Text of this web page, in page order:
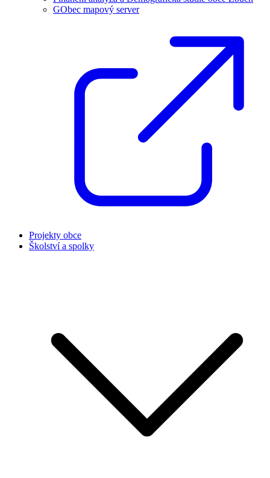
GObec mapový server
Projekty obce
Školství a spolky